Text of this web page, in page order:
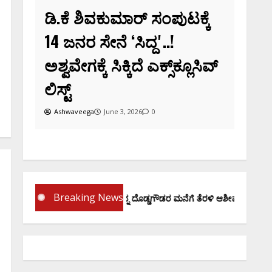
ಡಿ.ಕೆ ಶಿವಕುಮಾರ್‌ ಸಂಪುಟಕ್ಕೆ
14 ಜನರ ಸೇನೆ ʻಸಿದ್ದʼ..!
ಅಶ್ವವೇಗಕ್ಕೆ ಸಿಕ್ಕಿದೆ ಎಕ್ಸ್‌ಕ್ಲೂಸಿವ್‌
ಲಿಸ್ಟ್‌
Ashwaveega June 3, 2026 0
Breaking News
ಪ್ರಮಾಣ ವಚನಕ್ಕೂ ಮುನ್ನ ದೊಡ್ಡಗೌಡರ ಮನೆಗೆ ತೆರಳಿ ಆಶೀರ್ವಾದ ಪಡೆದ ಡಿಕೆಶಿ..!